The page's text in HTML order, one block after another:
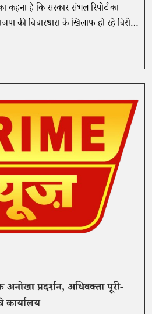
कहना है कि सरकार संभल रिपोर्ट का
की विचारधारा के खिलाफ हो रहे विरोध
रही है।
प्रदर्शन, अधिवक्ता पूरी-